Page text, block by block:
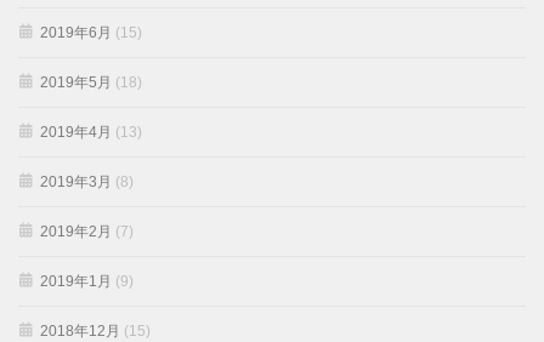
2019年6月 (15)
2019年5月 (18)
2019年4月 (13)
2019年3月 (8)
2019年2月 (7)
2019年1月 (9)
2018年12月 (15)